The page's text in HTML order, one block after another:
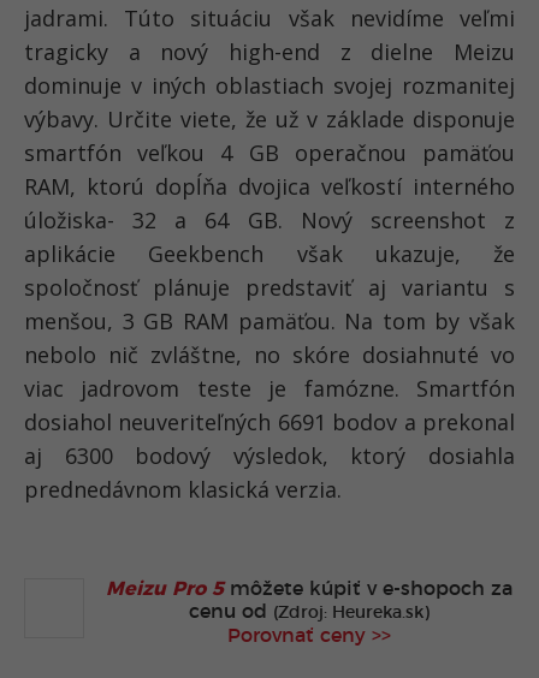
jadrami. Túto situáciu však nevidíme veľmi
tragicky a nový high-end z dielne Meizu
dominuje v iných oblastiach svojej rozmanitej
výbavy. Určite viete, že už v základe disponuje
smartfón veľkou 4 GB operačnou pamäťou
RAM, ktorú dopĺňa dvojica veľkostí interného
úložiska- 32 a 64 GB. Nový screenshot z
aplikácie Geekbench však ukazuje, že
spoločnosť plánuje predstaviť aj variantu s
menšou, 3 GB RAM pamäťou. Na tom by však
nebolo nič zvláštne, no skóre dosiahnuté vo
viac jadrovom teste je famózne. Smartfón
dosiahol neuveriteľných 6691 bodov a prekonal
aj 6300 bodový výsledok, ktorý dosiahla
prednedávnom klasická verzia.
Meizu Pro 5môžete kúpiť v e-shopoch za
cenu od
(Zdroj: Heureka.sk)
Porovnať ceny >>